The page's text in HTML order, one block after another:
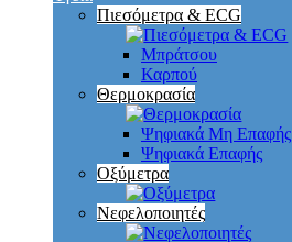
Πιεσόμετρα & ECG
Μπράτσου
Καρπού
Θερμοκρασία
Ψηφιακά Μη Επαφής
Ψηφιακά Επαφής
Οξύμετρα
Νεφελοποιητές